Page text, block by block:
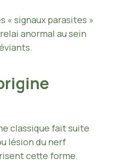
« signaux parasites »
anormal au sein
classique fait suite
lésion du nerf
cette forme.